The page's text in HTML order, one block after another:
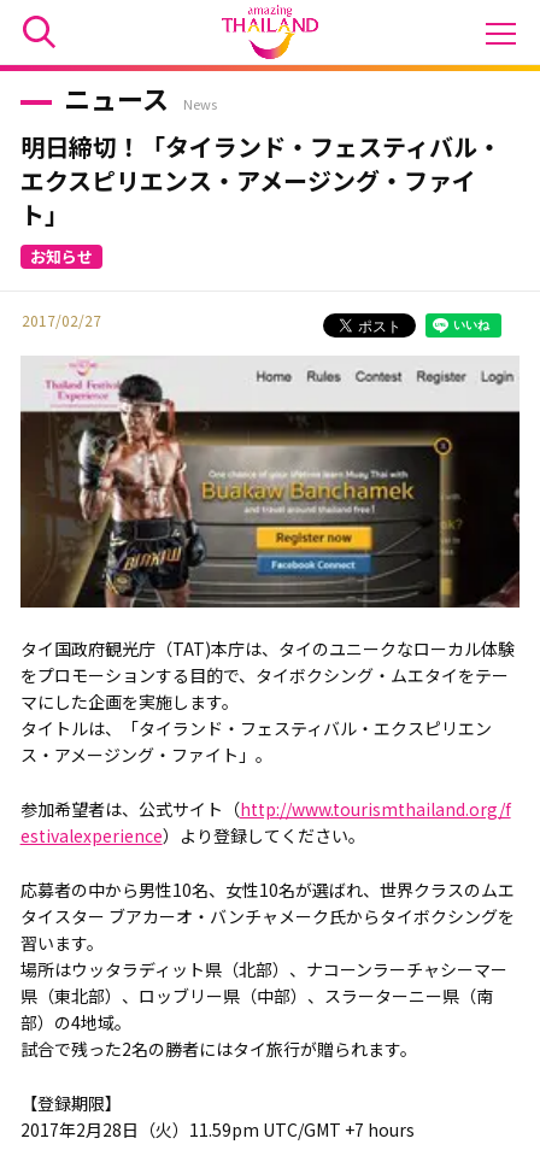
ニュース News
明日締切！「タイランド・フェスティバル・
エクスピリエンス・アメージング・ファイ
ト」
2017/02/27
タイ国政府観光庁（TAT)本庁は、タイのユニークなローカル体験
をプロモーションする目的で、タイボクシング・ムエタイをテー
マにした企画を実施します。
タイトルは、「タイランド・フェスティバル・エクスピリエン
ス・アメージング・ファイト」。
参加希望者は、公式サイト（http://www.tourismthailand.org/f
estivalexperience）より登録してください。
応募者の中から男性10名、女性10名が選ばれ、世界クラスのムエ
タイスター ブアカーオ・バンチャメーク氏からタイボクシングを
習います。
場所はウッタラディット県（北部）、ナコーンラーチャシーマー
県（東北部）、ロッブリー県（中部）、スラーターニー県（南
部）の4地域。
試合で残った2名の勝者にはタイ旅行が贈られます。
【登録期限】
2017年2月28日（火）11.59pm UTC/GMT +7 hours